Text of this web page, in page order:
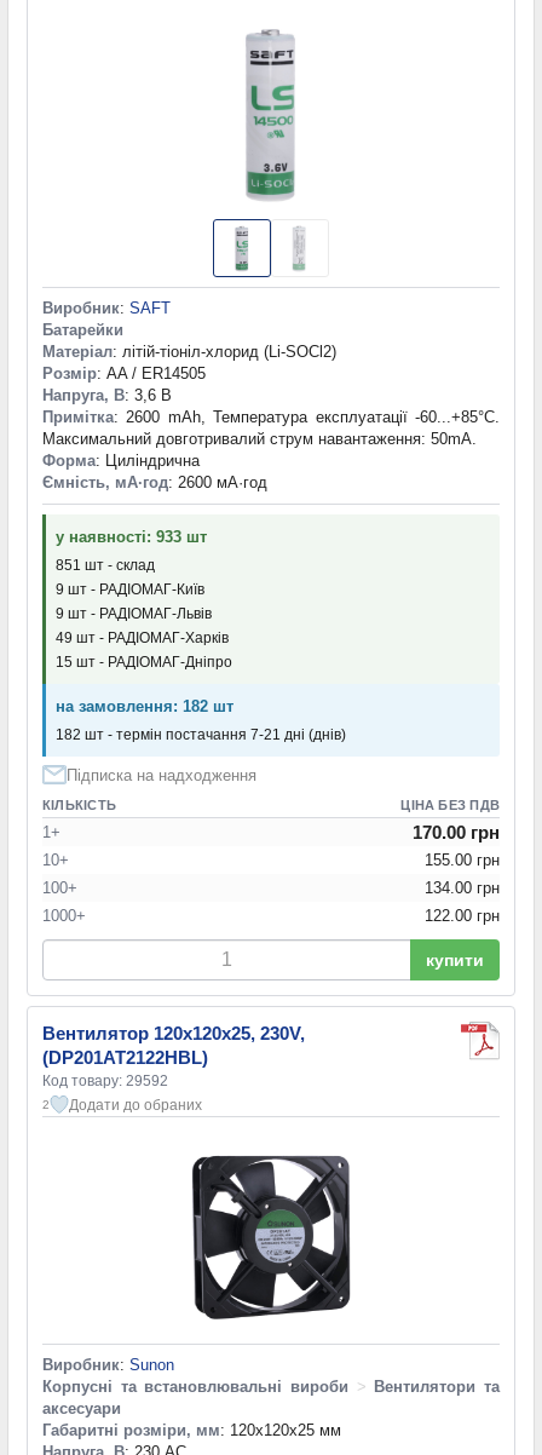
Виробник: SAFT
Батарейки
Матеріал: літій-тіоніл-хлорид (Li-SOCl2)
Розмір: AA / ER14505
Напруга, В: 3,6 В
Примітка: 2600 mAh, Температура експлуатації -60...+85°C.
Максимальний довготривалий струм навантаження: 50mA.
Форма: Циліндрична
Ємність, мА·год: 2600 мА·год
у наявності: 933 шт
851 шт - склад
9 шт - РАДІОМАГ-Київ
9 шт - РАДІОМАГ-Львів
49 шт - РАДІОМАГ-Харків
15 шт - РАДІОМАГ-Дніпро
на замовлення: 182 шт
182 шт - термін постачання 7-21 дні (днів)
Підписка на надходження
КІЛЬКІСТЬ ЦІНА БЕЗ ПДВ
1+ 170.00 грн
10+
155.00 грн
100+
134.00 грн
1000+
122.00 грн
купити
Вентилятор 120x120x25, 230V,
(DP201AT2122HBL)
Код товару: 29592
2 Додати до обраних
Виробник: Sunon
Корпусні та встановлювальні вироби > Вентилятори та
аксесуари
Габаритні розміри, мм: 120x120x25 мм